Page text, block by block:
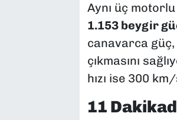
Aynı üç
1.153 beygir
canavarca güç,
çıkmasını
hızı ise 300
11